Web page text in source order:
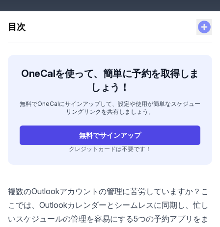
目次
OneCalを使って、簡単に予約を取得しま
しょう！
無料でOneCalにサインアップして、設定や使用が簡単なスケジュー
リングリンクを共有しましょう。
無料でサインアップ
クレジットカードは不要です！
複数のOutlookアカウントの管理に苦労していますか？こ
こでは、Outlookカレンダーとシームレスに同期し、忙し
いスケジュールの管理を容易にする5つの予約アプリ をま